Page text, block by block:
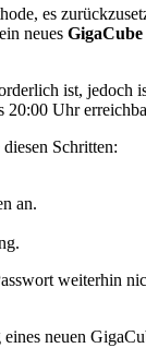
es
neues
ist,
20:00 Uhr
Schritten:
an.
weiterhin
neuen